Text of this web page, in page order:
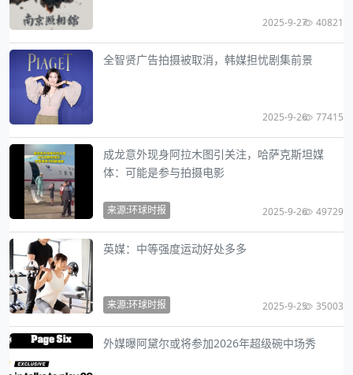
2025-9-27 40821
全智贤广告拍摄被取消，韩媒担忧剧集前景
2025-9-26 77415
成龙意外现身阿拉木图引关注，哈萨克斯坦媒
体：可能是参与拍摄电影
来源:环球时报 2025-9-26 49729
英媒：中等强度运动好处多多
来源:环球时报 2025-9-25 35003
外媒曝阿黛尔或将参加2026年超级碗中场秀